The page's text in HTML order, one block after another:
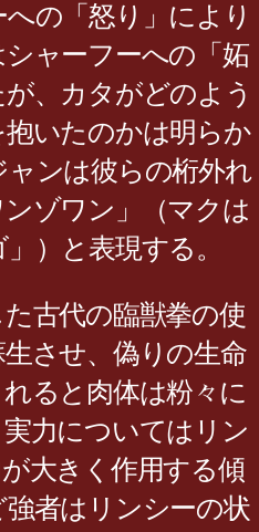
の「怒り」により
ャーフーへの「妬
、カタがどのよう
いたのかは明らか
ンは彼らの桁外れ
ゾワン」（マクは
）と表現する。
古代の臨獣拳の使
させ、偽りの生命
ると肉体は粉々に
力についてはリン
大きく作用する傾
者はリンシーの状